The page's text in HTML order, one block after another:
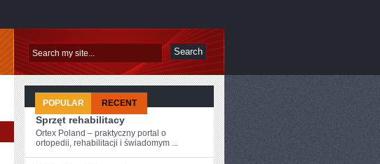
JAKAKOLWIEK
PROFESJA
POPULAR RECENT
Sprzęt rehabilitacy
Ortex Poland – praktyczny portal o
ortopedii, rehabilitacji i świadomym ...